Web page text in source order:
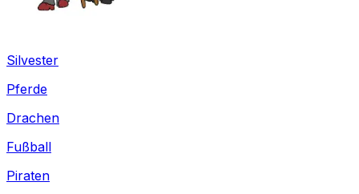
Silvester
Pferde
Drachen
Fußball
Piraten